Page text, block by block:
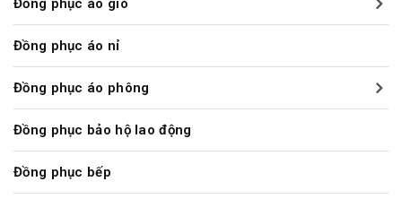
Đồng phục áo gió
Đồng phục áo nỉ
Đồng phục áo phông
Đồng phục bảo hộ lao động
Đồng phục bếp